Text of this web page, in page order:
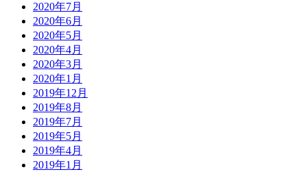
2020年7月
2020年6月
2020年5月
2020年4月
2020年3月
2020年1月
2019年12月
2019年8月
2019年7月
2019年5月
2019年4月
2019年1月